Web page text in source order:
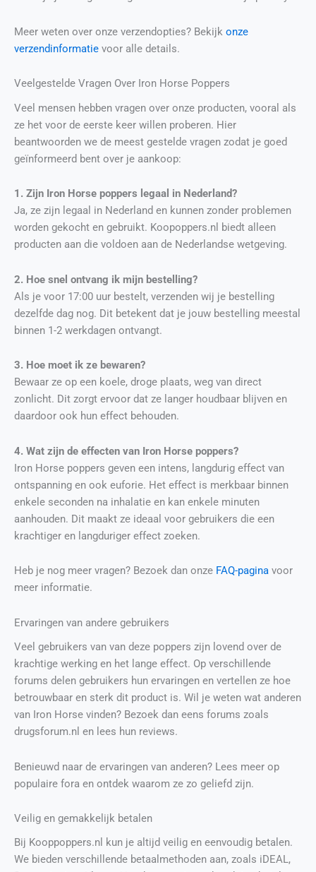
Meer weten over onze verzendopties? Bekijk onze
verzendinformatie voor alle details.
Veelgestelde Vragen Over Iron Horse Poppers
Veel mensen hebben vragen over onze producten, vooral als
ze het voor de eerste keer willen proberen. Hier
beantwoorden we de meest gestelde vragen zodat je goed
geïnformeerd bent over je aankoop:
1. Zijn Iron Horse poppers legaal in Nederland?
Ja, ze zijn legaal in Nederland en kunnen zonder problemen
worden gekocht en gebruikt. Koopoppers.nl biedt alleen
producten aan die voldoen aan de Nederlandse wetgeving.
2. Hoe snel ontvang ik mijn bestelling?
Als je voor 17:00 uur bestelt, verzenden wij je bestelling
dezelfde dag nog. Dit betekent dat je jouw bestelling meestal
binnen 1-2 werkdagen ontvangt.
3. Hoe moet ik ze bewaren?
Bewaar ze op een koele, droge plaats, weg van direct
zonlicht. Dit zorgt ervoor dat ze langer houdbaar blijven en
daardoor ook hun effect behouden.
4. Wat zijn de effecten van Iron Horse poppers?
Iron Horse poppers geven een intens, langdurig effect van
ontspanning en ook euforie. Het effect is merkbaar binnen
enkele seconden na inhalatie en kan enkele minuten
aanhouden. Dit maakt ze ideaal voor gebruikers die een
krachtiger en langduriger effect zoeken.
Heb je nog meer vragen? Bezoek dan onze FAQ-pagina voor
meer informatie.
Ervaringen van andere gebruikers
Veel gebruikers van van deze poppers zijn lovend over de
krachtige werking en het lange effect. Op verschillende
forums delen gebruikers hun ervaringen en vertellen ze hoe
betrouwbaar en sterk dit product is. Wil je weten wat anderen
van Iron Horse vinden? Bezoek dan eens forums zoals
drugsforum.nl en lees hun reviews.
Benieuwd naar de ervaringen van anderen? Lees meer op
populaire fora en ontdek waarom ze zo geliefd zijn.
Veilig en gemakkelijk betalen
Bij Kooppoppers.nl kun je altijd veilig en eenvoudig betalen.
We bieden verschillende betaalmethoden aan, zoals iDEAL,